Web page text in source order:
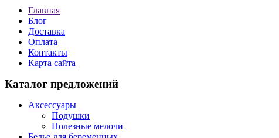
Главная
Блог
Доставка
Оплата
Контакты
Карта сайта
Каталог предложений
Аксессуары
Подушки
Полезные мелочи